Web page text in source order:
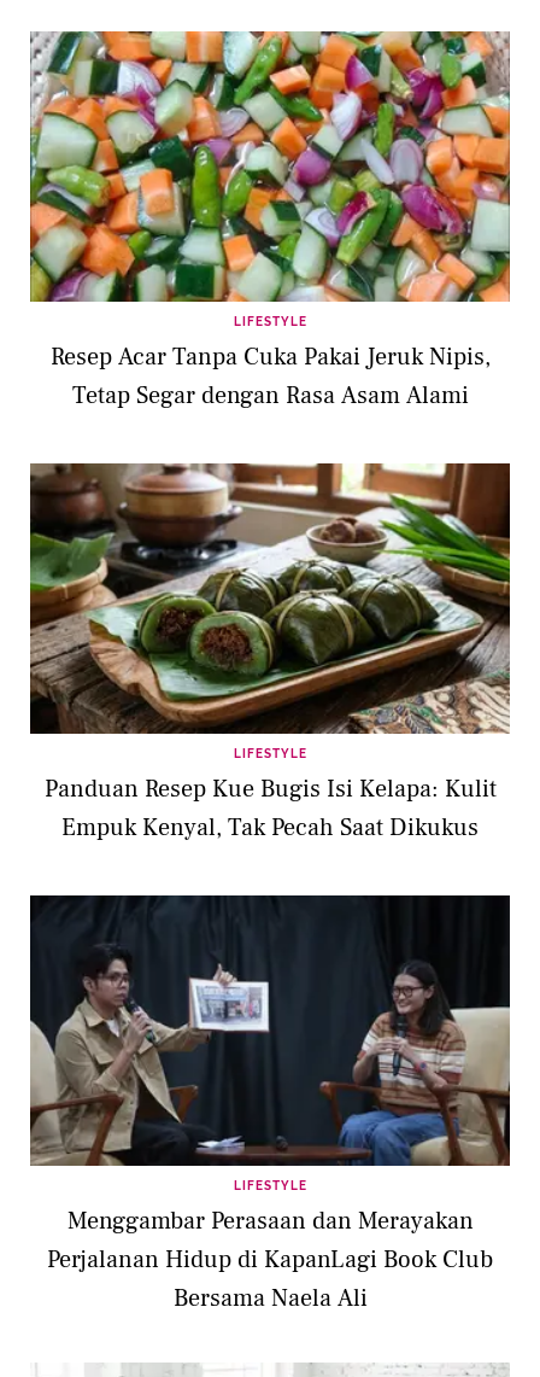
LIFESTYLE
Resep Acar Tanpa Cuka Pakai Jeruk Nipis,
Tetap Segar dengan Rasa Asam Alami
LIFESTYLE
Panduan Resep Kue Bugis Isi Kelapa: Kulit
Empuk Kenyal, Tak Pecah Saat Dikukus
LIFESTYLE
Menggambar Perasaan dan Merayakan
Perjalanan Hidup di KapanLagi Book Club
Bersama Naela Ali